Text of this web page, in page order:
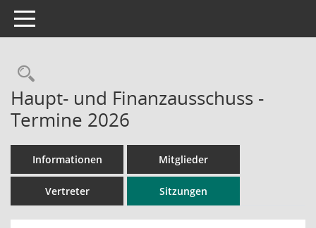
Toggle navigation
Rechercheauswahl
Haupt- und Finanzausschuss -
Termine 2026
Informationen Mitglieder
Vertreter Sitzungen